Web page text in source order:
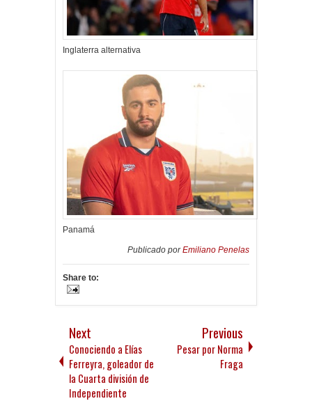
Inglaterra alternativa
Panamá
Publicado porEmiliano Penelas
Share to:
Next
Conociendo a Elías
Ferreyra, goleador de
la Cuarta división de
Independiente
Previous
Pesar por Norma
Fraga